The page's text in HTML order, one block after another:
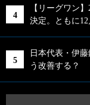
【リーグワン
決定。ともに12
日本代表・伊
う改善する？